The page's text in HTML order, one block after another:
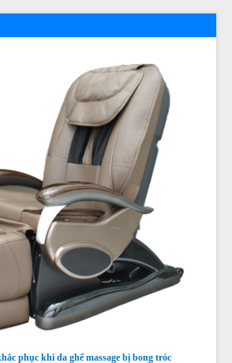
phục khi da ghế massage bị bong tróc